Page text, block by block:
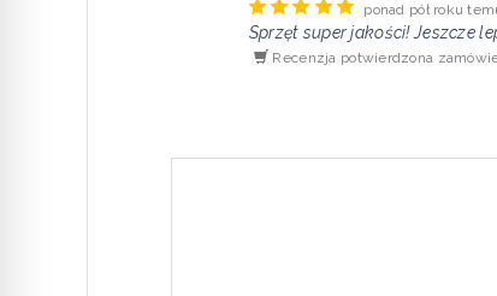
ponad pół roku
Sprzęt super jakości! Jeszcze
Recenzja potwierdzona